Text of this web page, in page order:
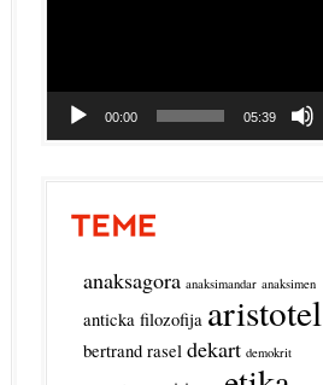
00:00 05:39
anaksagora anaksimandar anaksimen
anticka filozofija aristotel
bertrand rasel dekart demokrit